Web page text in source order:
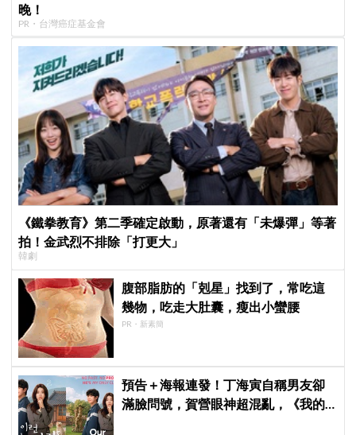
晚！
PR・台灣癌症基金會
《鐵拳教育》第二季確定啟動，原著還有「未爆彈」等著
拍！金武烈不排除「打更大」
韓劇
腹部脂肪的「剋星」找到了，常吃這
幾物，吃走大肚囊，瘦出小蠻腰
PR・新素簡
預告＋海報連發！丁海寅自稱男友卻
滿臉問號，賀營眼神超混亂，《我的